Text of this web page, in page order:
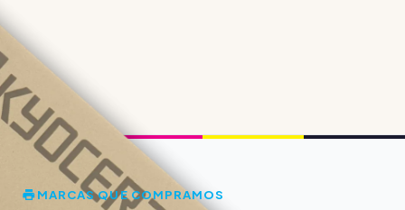
MARCAS QUE COMPRAMOS